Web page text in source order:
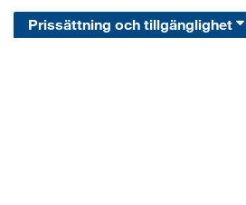
Prissättning och tillgänglighet